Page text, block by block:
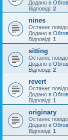
Додано в
Відповіді: 2
nines
Останнє
Додано в
Відповіді: 1
sitting
Останнє
Додано в
Відповіді: 2
revert
Останнє
Додано в
Відповіді: 1
originary
Останнє
Додано в
Відповіді: 1